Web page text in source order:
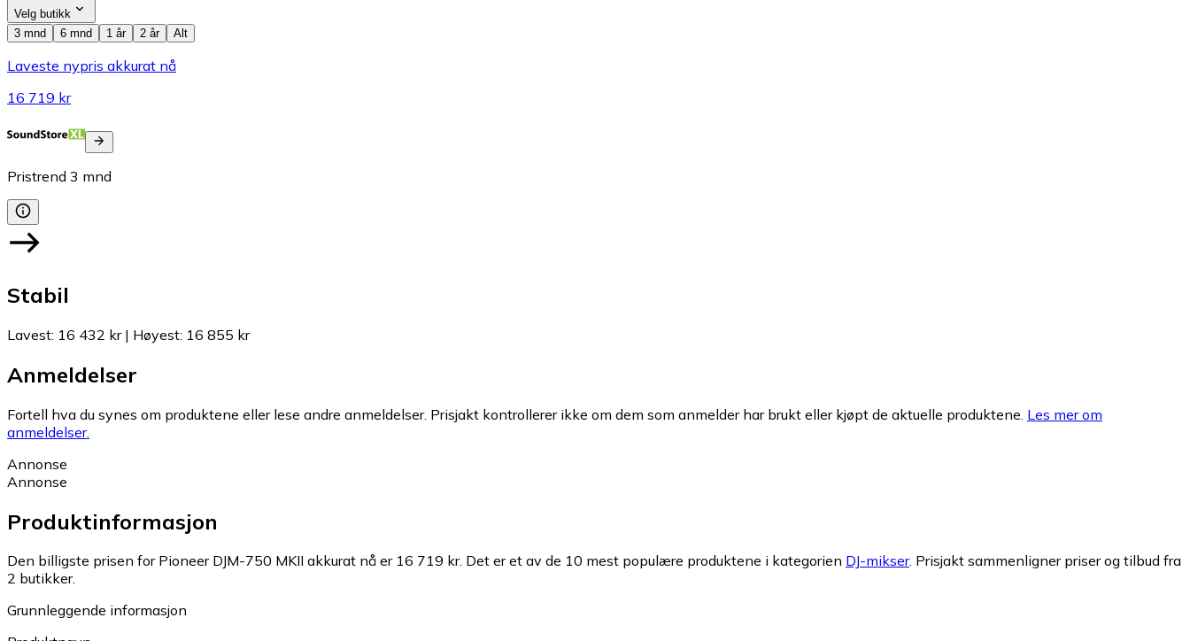
Velg butikk
3 mnd
6 mnd 1 år 2 år Alt
Laveste nypris akkurat nå
16 719 kr
Pristrend 3 mnd
Stabil
Lavest: 16 432 kr| Høyest: 16 855 kr
Anmeldelser
Fortell hva du synes om produktene eller lese andre anmeldelser. Prisjakt kontrollerer ikke om dem som anmelder har brukt eller kjøpt de aktuelle produktene. Les mer om
anmeldelser.
Annonse
Annonse
Produktinformasjon
Den billigste prisen for Pioneer DJM-750 MKII akkurat nå er 16 719 kr. Det er et av de 10 mest populære produktene i kategorien DJ-mikser. Prisjakt sammenligner priser og tilbud fra
2 butikker.
Grunnleggende informasjon